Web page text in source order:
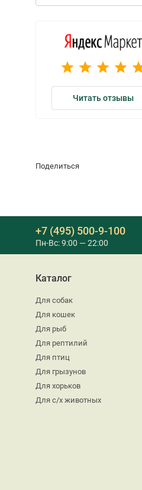
Читать отзывы
Поделиться
+7 (495) 500-9-100
Пн-Вс: 9:00 — 22:00
Каталог
Для собак
Для кошек
Для рыб
Для рептилий
Для птиц
Для грызунов
Для хорьков
Для с/х животных